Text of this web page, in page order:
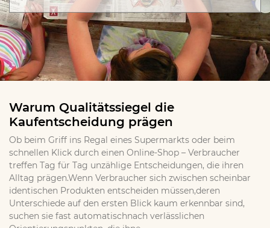
Warum Qualitätssiegel die
Kaufentscheidung prägen
Ob beim Griff ins Regal eines Supermarkts oder beim
schnellen Klick durch einen Online-Shop – Verbraucher
treffen Tag für Tag unzählige Entscheidungen, die ihren
Alltag prägen.Wenn Verbraucher sich zwischen scheinbar
identischen Produkten entscheiden müssen,deren
Unterschiede auf den ersten Blick kaum erkennbar sind,
suchen sie fast automatischnach verlässlichen